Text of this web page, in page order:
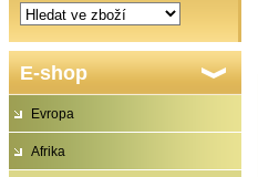
E-shop
Evropa
Afrika